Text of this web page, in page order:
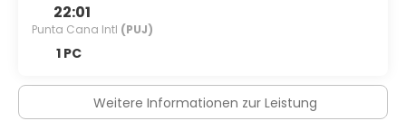
22:01
Punta Cana Intl (PUJ)
1 PC
Weitere Informationen zur Leistung